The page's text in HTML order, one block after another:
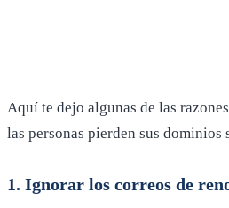
Aquí te dejo algunas de las
las personas pierden sus dominios
1. Ignorar los correos de